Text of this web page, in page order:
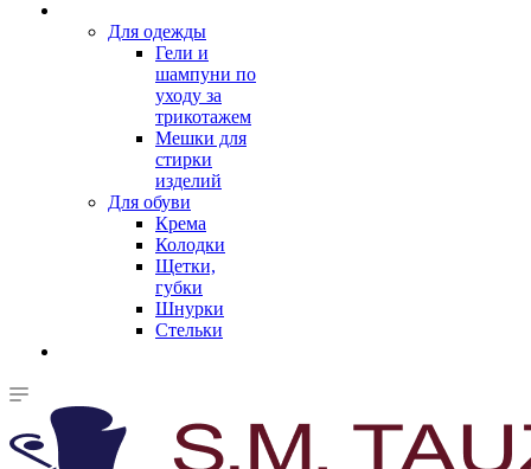
Для одежды
Гели и
шампуни по
уходу за
трикотажем
Мешки для
стирки
изделий
Для обуви
Крема
Колодки
Щетки,
губки
Шнурки
Стельки